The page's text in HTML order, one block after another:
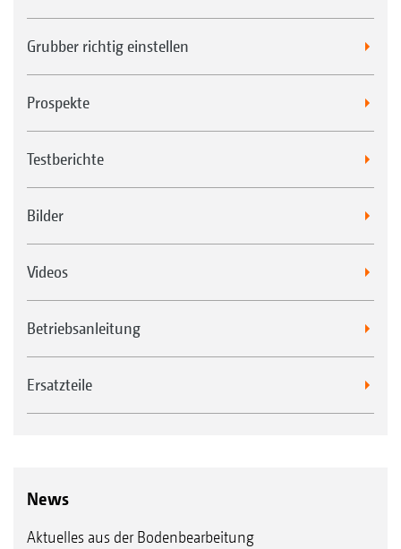
Grubber richtig einstellen
Prospekte
Testberichte
Bilder
Videos
Betriebsanleitung
Ersatzteile
News
Aktuelles aus der Bodenbearbeitung